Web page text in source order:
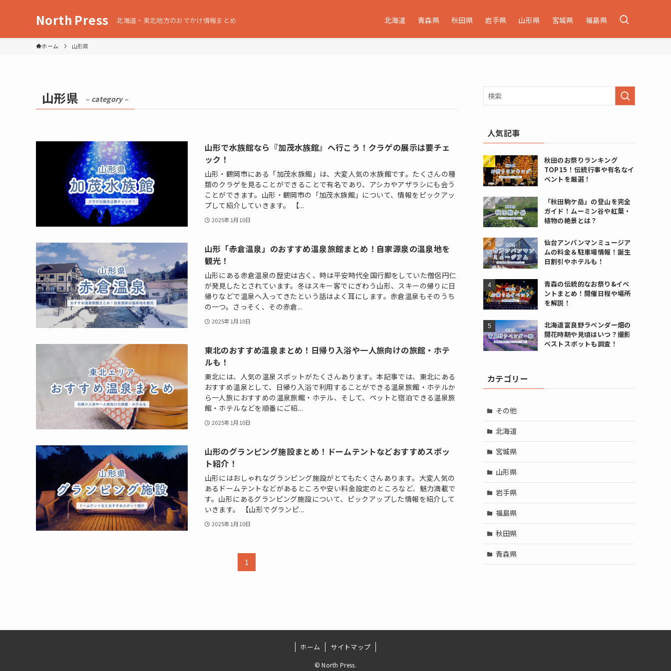
North Press 北海道・東北地方のおでかけ情報まとめ 北海道 青森県 秋田県 岩手県 山形県 宮城県 福島県
ホーム 山形県
山形県 – category –
山形で水族館なら『加茂水族館』へ行こう！クラゲの展示は要チェ
ック！
山形・鶴岡市にある「加茂水族館」は、大変人気の水族館です。たくさんの種
類のクラゲを見ることができることで有名であり、アシカやアザラシにも会う
ことができます。山形・鶴岡市の「加茂水族館」について、情報をピックアッ
プして紹介していきます。 【...
2025年1月10日
山形「赤倉温泉」のおすすめ温泉旅館まとめ！自家源泉の温泉地を
観光！
山形にある赤倉温泉の歴史は古く、時は平安時代全国行脚をしていた僧侶円仁
が発見したとされています。冬はスキー客でにぎわう山形、スキーの帰りに日
帰りなどで温泉へ入ってきたという話はよく耳にします。赤倉温泉もそのうち
の一つ。さっそく、その赤倉...
2025年1月10日
東北のおすすめ温泉まとめ！日帰り入浴や一人旅向けの旅館・ホテ
ルも！
東北には、人気の温泉スポットがたくさんあります。本記事では、東北にある
おすすめ温泉として、日帰り入浴で利用することができる温泉旅館・ホテルか
ら一人旅におすすめの温泉旅館・ホテル、そして、ペットと宿泊できる温泉旅
館・ホテルなどを順番にご紹...
2025年1月10日
山形のグランピング施設まとめ！ドームテントなどおすすめスポッ
ト紹介！
山形にはおしゃれなグランピング施設がとてもたくさんあります。大変人気の
あるドームテントなどがあるところや安い料金設定のところなど、魅力満載で
す。山形にあるグランピング施設について、ピックアップした情報を紹介して
いきます。 【山形でグランピ...
2025年1月10日
1
人気記事
秋田のお祭りランキング
TOP15！伝統行事や有名なイ
ベントを厳選！
「秋田駒ケ岳」の登山を完全
ガイド！ムーミン谷や紅葉・
植物の絶景とは？
仙台アンパンマンミュージア
ムの料金＆駐車場情報！誕生
日割引やホテルも！
青森の伝統的なお祭り&イベ
ントまとめ！開催日程や場所
を解説！
北海道富良野ラベンダー畑の
開花時期や見頃はいつ？撮影
ベストスポットも調査！
カテゴリー
その他
北海道
宮城県
山形県
岩手県
福島県
秋田県
青森県
ホーム サイトマップ
© North Press.